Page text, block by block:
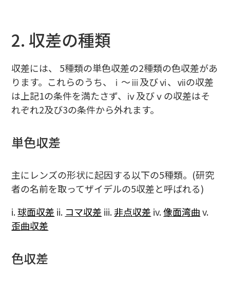
2. 収差の種類
収差には、 5種類の単色収差の2種類の色収差があ
ります。これらのうち、ⅰ～ⅲ及びⅵ、ⅶの収差
は上記1の条件を満たさず、ⅳ及びⅴの収差はそ
れぞれ2及び3の条件から外れます。
単色収差
主にレンズの形状に起因する以下の5種類。(研究
者の名前を取ってザイデルの5収差と呼ばれる)
i.球面収差 ii. コマ収差 iii.非点収差 iv.像面湾曲v.
歪曲収差
色収差